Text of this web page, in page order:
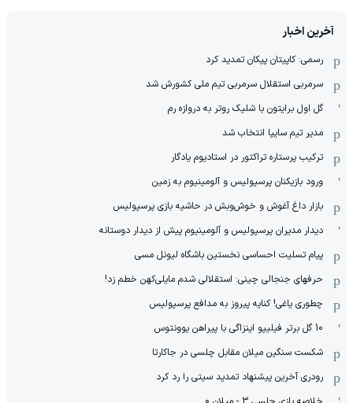
آخرین اخبار
رسمی: کاپیتان پیکان تمدید کرد
سرمربی استقلال سرمربی تیم ملی کشورش شد
گل اول برایتون با شلیک روتر به دروازه رم
مدیر تیم سایپا انتخاب شد
ترکیب پرستاره تراکتور در استادیوم یادگار
ورود بازیکنان پرسپولیس و آلومینیوم به زمین
بازار داغ آغوش و خوش‌و‌بش در حاشیه بازی پرسپولیس
دیدار مدیران پرسپولیس و آلومینیوم پیش از دیدار دوستانه
پیام تسلیت احساسی نخستین باشگاه لیونل مسی
حرفهای جنجالی چینی: استقلالی شدم مایلی‌کهن خطم زد!
چطوری یاغی! کنایه پیروز به مدافع پرسپولیس
10 گل برتر فیلیپو اینزاگی با پیراهن یوونتوس
شکست سنگین میلان مقابل چلسی در جاکارتا
رودری آخرین پیشنهاد تمدید سیتی را رد کرد